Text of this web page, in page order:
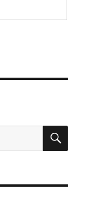
SÖK